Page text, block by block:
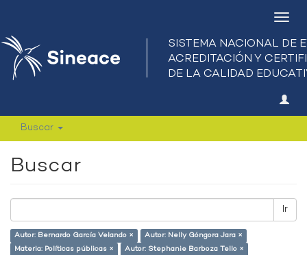
Buscar
Buscar
Ir
Autor: Bernardo García Velando ×
Autor: Nelly Góngora Jara ×
Materia: Políticas públicas ×
Autor: Stephanie Barboza Tello ×